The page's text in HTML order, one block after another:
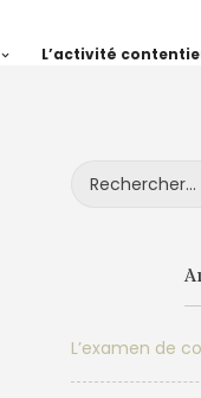
L’activité
L’examen de